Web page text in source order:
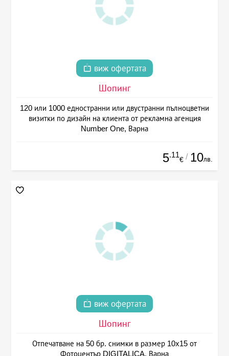
виж офертата
Шопинг
120 или 1000 едностранни или двустранни пълноцветни
визитки по дизайн на клиента от рекламна агенция
Number One, Варна
5.11
€ / 10лв.
виж офертата
Шопинг
Отпечатване на 50 бр. снимки в размер 10х15 от
Фотоцентър DIGITALICA, Варна